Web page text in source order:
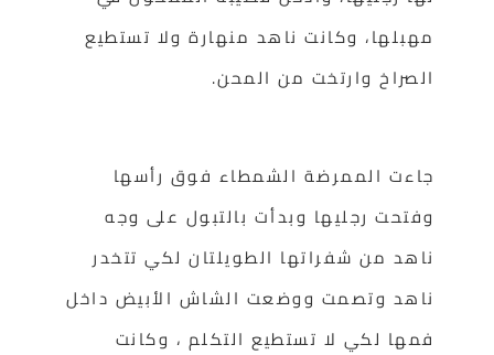
مهبلها، وكانت ناهد منهارة ولا تستطيع
الصراخ وارتخت من المحن.
جاءت الممرضة الشمطاء فوق رأسها
وفتحت رجليها وبدأت بالتبول على وجه
ناهد من شفراتها الطويلتان لكي تتخدر
ناهد وتصمت ووضعت الشاش الأبيض داخل
فمها لكي لا تستطيع التكلم ، وكانت